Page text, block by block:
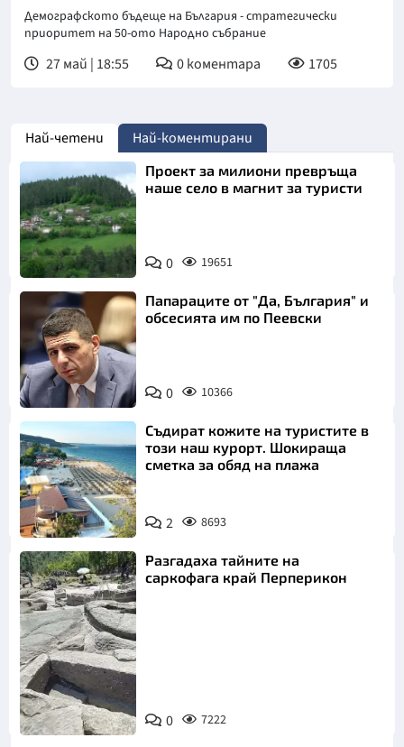
Демографското бъдеще на България - стратегически
приоритет на 50-ото Народно събрание
27 май | 18:55 0коментара 1705
Най-четени Най-коментирани
Проект за милиони превръща
наше село в магнит за туристи
0 19651
Папараците от "Да, България" и
обсесията им по Пеевски
0 10366
Съдират кожите на туристите в
този наш курорт. Шокираща
сметка за обяд на плажа
2 8693
Снимка:
Bulgaria ON
AIR
Разгадаха тайните на
саркофага край Перперикон
0 7222